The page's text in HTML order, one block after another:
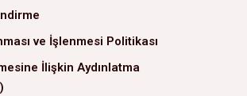
ve İşlenmesi Politikası
İlişkin Aydınlatma